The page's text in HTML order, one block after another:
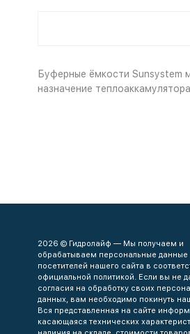
Буферные ёмкости Sunsystem
назначение
2026 © Гидролайф — Мы получаем и
обрабатываем персональные данные
посетителей нашего сайта в
официальной политикой. Если вы не
согласия на обработку своих
данных, вам необходимо покинуть
Вся представленная на сайте
касающаяся технических